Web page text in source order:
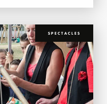
SPECTACLES